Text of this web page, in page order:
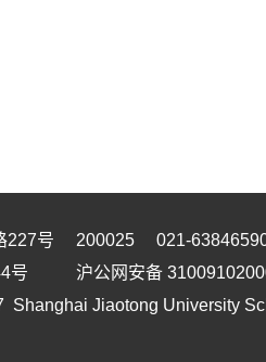
227号 200025 021-
号
沪公网安备
Shanghai Jiaotong University